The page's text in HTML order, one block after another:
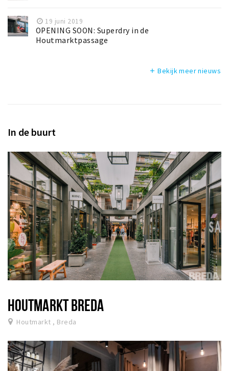
19 juni 2019
OPENING SOON: Superdry in de
Houtmarktpassage
add Bekijk meer nieuws
In de buurt
HOUTMARKT BREDA
Houtmarkt , Breda